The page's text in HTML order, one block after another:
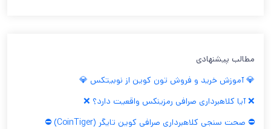
مطالب پیشنهادی
💎 آموزش خرید و فروش تون کوین از نوبیتکس 💎
❌ آیا کلاهبرداری صرافی رمزینکس واقعیت دارد؟ ❌
⛔ صحت سنجی کلاهبرداری صرافی کوین تایگر (CoinTiger) ⛔